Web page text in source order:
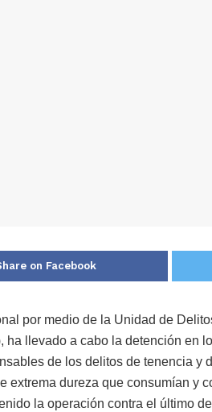
on Facebook
por medio de la Unidad de
ha llevado a cabo la detención en
de los delitos de tenencia y
extrema dureza que consumían y
la operación contra el último